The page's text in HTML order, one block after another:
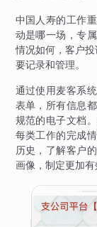
中国人寿的工作
动是哪一场，专
情况如何，客户
要记录和管理。
通过使用麦客系
表单，所有信息
规范的电子文档
每类工作的完成
历史，了解客户
画像，制定更加有